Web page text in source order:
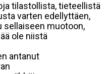
tilastollista, tieteellistä
varten edellyttäen,
muotoon,
ole niistä
antanut